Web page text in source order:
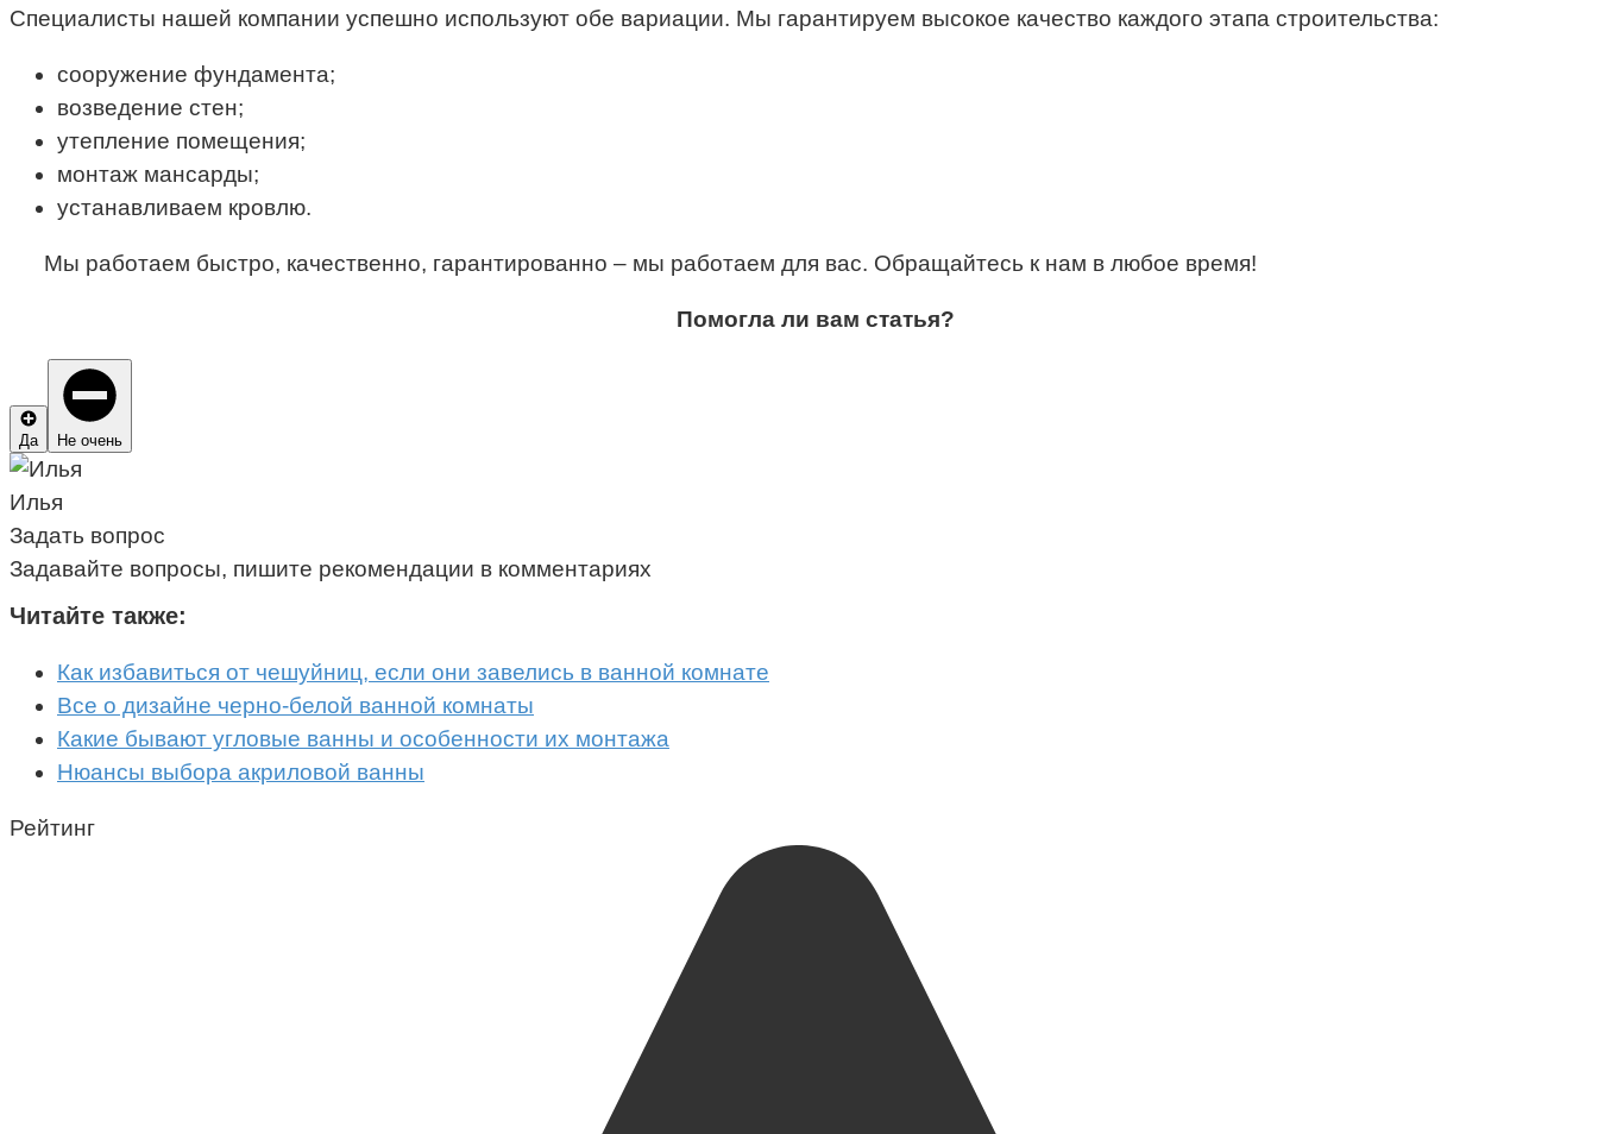
Специалисты нашей компании успешно используют обе вариации. Мы гарантируем высокое качество каждого этапа строительства:
сооружение фундамента;
возведение стен;
утепление помещения;
монтаж мансарды;
устанавливаем кровлю.
Мы работаем быстро, качественно, гарантированно – мы работаем для вас. Обращайтесь к нам в любое время!
Помогла ли вам статья?
Да Не очень
Илья
Задать вопрос
Задавайте вопросы, пишите рекомендации в комментариях
Читайте также:
Как избавиться от чешуйниц, если они завелись в ванной комнате
Все о дизайне черно-белой ванной комнаты
Какие бывают угловые ванны и особенности их монтажа
Нюансы выбора акриловой ванны
Рейтинг